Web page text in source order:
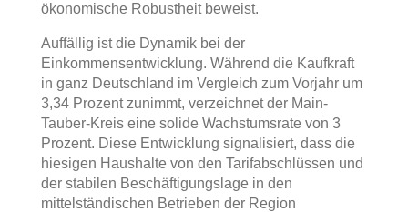
ökonomische Robustheit beweist.
Auffällig ist die Dynamik bei der
Einkommensentwicklung. Während die Kaufkraft
in ganz Deutschland im Vergleich zum Vorjahr um
3,34 Prozent zunimmt, verzeichnet der Main-
Tauber-Kreis eine solide Wachstumsrate von 3
Prozent. Diese Entwicklung signalisiert, dass die
hiesigen Haushalte von den Tarifabschlüssen und
der stabilen Beschäftigungslage in den
mittelständischen Betrieben der Region